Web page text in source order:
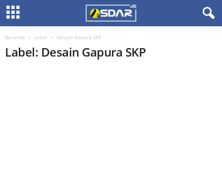
Beranda Label Desain Gapura SKP
Label: Desain Gapura SKP